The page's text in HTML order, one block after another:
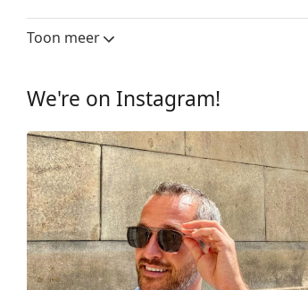
Glasbreedte:
55
montuur
Montuur vorm:
Montuur kleur:
Grijs
Montuur materiaal:
Maat:
M
Breedte:
136
Toon meer
We're on Instagram!